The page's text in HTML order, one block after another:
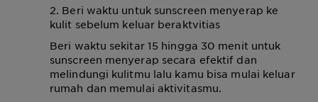
2. Beri waktu untuk sunscreen menyerap ke
kulit sebelum keluar beraktvitias
Beri waktu sekitar 15 hingga 30 menit untuk
sunscreen menyerap secara efektif dan
melindungi kulitmu lalu kamu bisa mulai keluar
rumah dan memulai aktivitasmu.